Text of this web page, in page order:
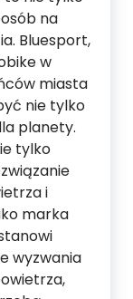
na
Bluesport,
w
miasta
nie tylko
planety.
tylko
i
marka
wyzwania